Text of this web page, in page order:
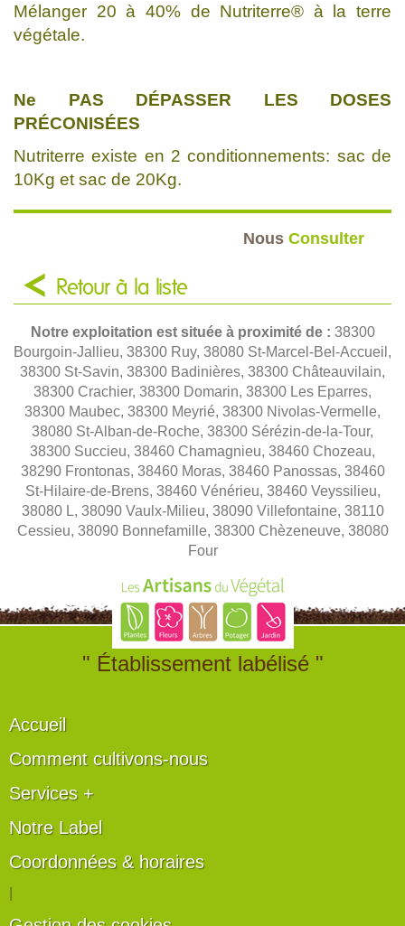
Mélanger 20 à 40% de Nutriterre® à la terre
végétale.
Ne PAS DÉPASSER LES DOSES
PRÉCONISÉES
Nutriterre existe en 2 conditionnements: sac de
10Kg et sac de 20Kg.
Nous Consulter
Retour à la liste
Notre exploitation est située à proximité de : 38300
Bourgoin-Jallieu, 38300 Ruy, 38080 St-Marcel-Bel-Accueil,
38300 St-Savin, 38300 Badinières, 38300 Châteauvilain,
38300 Crachier, 38300 Domarin, 38300 Les Eparres,
38300 Maubec, 38300 Meyrié, 38300 Nivolas-Vermelle,
38080 St-Alban-de-Roche, 38300 Sérézin-de-la-Tour,
38300 Succieu, 38460 Chamagnieu, 38460 Chozeau,
38290 Frontonas, 38460 Moras, 38460 Panossas, 38460
St-Hilaire-de-Brens, 38460 Vénérieu, 38460 Veyssilieu,
38080 L, 38090 Vaulx-Milieu, 38090 Villefontaine, 38110
Cessieu, 38090 Bonnefamille, 38300 Chèzeneuve, 38080
Four
" Établissement labélisé "
Accueil
Comment cultivons-nous
Services +
Notre Label
Coordonnées & horaires